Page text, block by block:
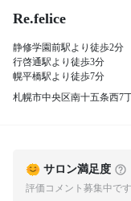
Re.felice
静修学園前駅より徒歩2分
行啓通駅より徒歩3分
幌平橋駅より徒歩7分
札幌市中央区南十五条西7
サロン満足度
評価コメント募集中で